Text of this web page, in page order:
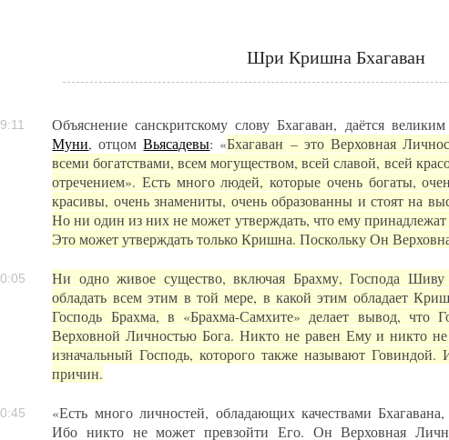
Шри Кришна Бхагаван
Объяснение санскритскому слову Бхагаван, даётся
Муни, отцомВьясадевы: «Бхагаван – это Верховная
всеми богатствами, всем могуществом, всей славой, всей
отречением». Есть много людей, которые очень богаты,
красивы, очень знамениты, очень образованны и стоят на
Но ни один из них не может утверждать, что ему принадлежат
Это может утверждать только Кришна. Поскольку Он
Ни одно живое существо, включая Брахму, Господа
обладать всем этим в той мере, в какой этим обладает
Господь Брахма, в «Брахма-Самхите» делает вывод, что
Верховной Личностью Бога. Никто не равен Ему и никто
изначальный Господь, которого также называют
причин.
«Есть много личностей, обладающих качествами
Ибо никто не может превзойти Его. Он Верховная